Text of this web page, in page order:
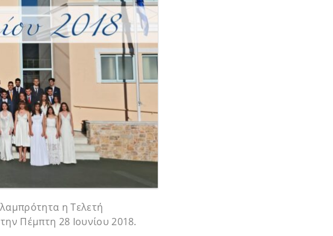
η Τελετή
Πέμπτη 28 Ιουνίου 2018.